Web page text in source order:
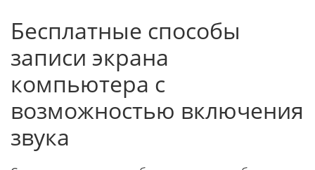
Бесплатные способы
записи экрана
компьютера с
возможностью включения
звука